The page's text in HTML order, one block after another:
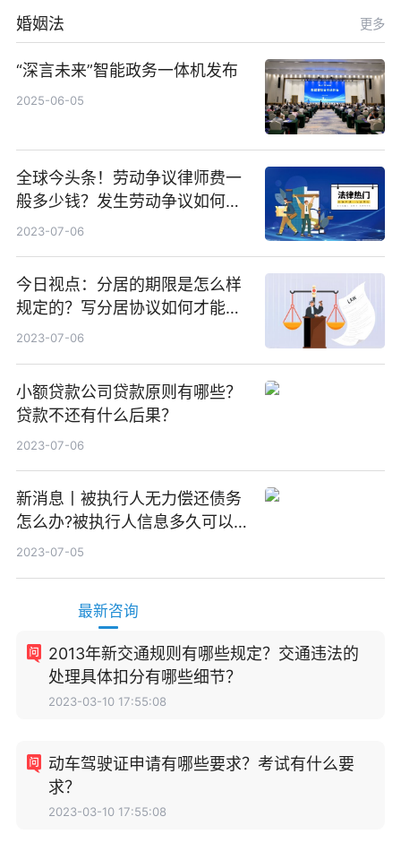
婚姻法 更多
“深言未来”智能政务一体机发布
2025-06-05
全球今头条！劳动争议律师费一
般多少钱？发生劳动争议如何算
工资？
2023-07-06
今日视点：分居的期限是怎么样
规定的？写分居协议如何才能有
效？
2023-07-06
小额贷款公司贷款原则有哪些？
贷款不还有什么后果？
2023-07-06
新消息丨被执行人无力偿还债务
怎么办?被执行人信息多久可以
消除?
2023-07-05
最新咨询
2013年新交通规则有哪些规定？交通违法的
处理具体扣分有哪些细节？
2023-03-10 17:55:08
动车驾驶证申请有哪些要求？考试有什么要
求？
2023-03-10 17:55:08